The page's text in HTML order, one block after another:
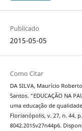
Publicado
2015-05-05
Como Citar
DA SILVA, Maurício
Santos. "EDUCAÇÃO NA
uma educação de
Florianópolis, v. 27, n. 44,
8042.2015v27n44p6.